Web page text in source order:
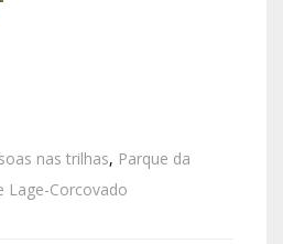
nas trilhas, Parque da
Lage-Corcovado